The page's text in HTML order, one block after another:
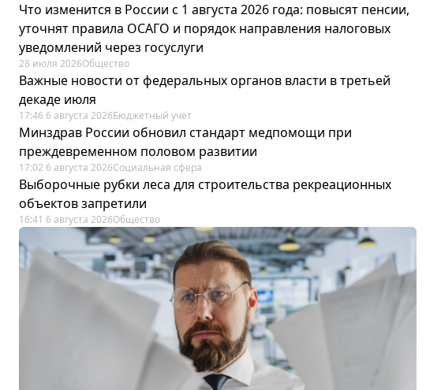
Что изменится в России с 1 августа 2026 года: повысят пенсии,
уточнят правила ОСАГО и порядок направления налоговых
уведомлений через госуслуги
28 июля 2026Общество
Важные новости от федеральных органов власти в третьей
декаде июля
17:46 6 августа 2026Бюджетный учет
Минздрав России обновил стандарт медпомощи при
преждевременном половом развитии
17:02 6 августа 2026Социальная сфера
Выборочные рубки леса для строительства рекреационных
объектов запретили
16:41 6 августа 2026Общество